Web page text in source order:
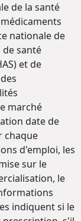
de la santé
nationale de
santé
et de
marché
date de
chaque
d'emploi, les
sur le
le
indiquent si le